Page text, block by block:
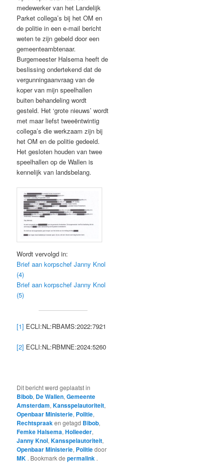
medewerker van het Landelijk
Parket collega’s bij het OM en
de politie in een e-mail bericht
weten te zijn gebeld door een
gemeenteambtenaar.
Burgemeester Halsema heeft de
beslissing ondertekend dat de
vergunningaanvraag van de
koper van mijn speelhallen
buiten behandeling wordt
gesteld. Het ‘grote nieuws’ wordt
met maar liefst tweeëntwintig
collega’s die werkzaam zijn bij
het OM en de politie gedeeld.
Het gesloten houden van twee
speelhallen op de Wallen is
kennelijk van landsbelang.
Wordt vervolgd in:
Brief aan korpschef Janny Knol
(4)
Brief aan korpschef Janny Knol
(5)
[1] ECLI:NL:RBAMS:2022:7921
[2] ECLI:NL:RBMNE:2024:5260
Dit bericht werd geplaatst in
Bibob, De Wallen,Gemeente
Amsterdam,Kansspelautoriteit,
Openbaar Ministerie, Politie,
Rechtspraaken getagd Bibob,
Femke Halsema,Holleeder,
Janny Knol,Kansspelautoriteit,
Openbaar Ministerie, Politiedoor
MK . Bookmark depermalink .